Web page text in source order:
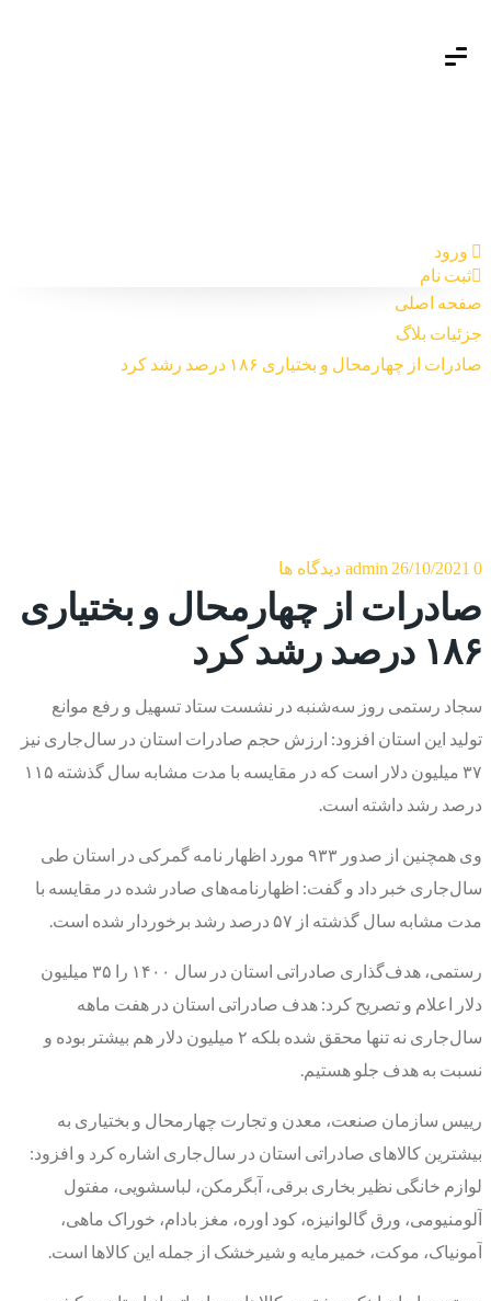
ورود
ثبت نام
صفحه اصلی
جزئیات بلاگ
صادرات از چهارمحال و بختیاری ۱۸۶ درصد رشد کرد
admin 26/10/2021 0 دیدگاه ها
صادرات از چهارمحال و بختیاری
۱۸۶ درصد رشد کرد
سجاد رستمی روز سه‌شنبه در نشست ستاد تسهیل و رفع موانع
تولید این استان افزود: ارزش حجم صادرات استان در سال‌جاری نیز
۳۷ میلیون دلار است که در مقایسه با مدت مشابه سال گذشته ۱۱۵
درصد رشد داشته است.
وی همچنین از صدور ۹۳۳ مورد اظهار نامه گمرکی در استان طی
سال‌جاری خبر داد و گفت: اظهارنامه‌های صادر شده در مقایسه با
مدت مشابه سال گذشته از ۵۷ درصد رشد برخوردار شده است.
رستمی، هدف‌گذاری صادراتی استان در سال ۱۴۰۰ را ۳۵ میلیون
دلار اعلام و تصریح کرد: هدف صادراتی استان در هفت ماهه
سال‌جاری نه تنها محقق شده بلکه ۲ میلیون دلار هم بیشتر بوده و
نسبت به هدف جلو هستیم.
رییس سازمان صنعت، معدن و تجارت چهارمحال و بختیاری به
بیشترین کالاهای صادراتی استان در سال‌جاری اشاره کرد و افزود:
لوازم خانگی نظیر بخاری برقی، آبگرمکن، لباسشویی، مفتول
آلومنیومی، ورق گالوانیزه، کود اوره، مغز بادام، خوراک ماهی،
آمونیاک، موکت، خمیرمایه و شیرخشک از جمله این کالاها است.